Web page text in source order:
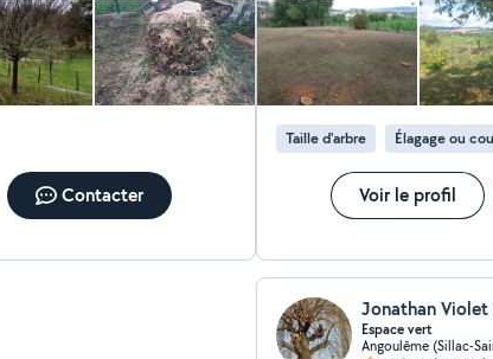
faïence... N'hésitez pas à
Devis gratuit sur
Contacter
Taille d'arbre Élagage ou
Voir le profil
Espace vert
Angoulême (Sillac-